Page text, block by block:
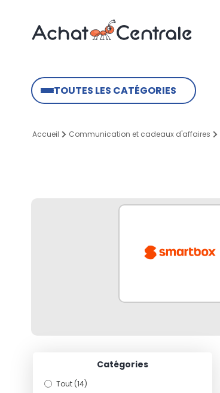
TOUTES LES CATÉGORIES
Accueil Communication et cadeaux d'affaires
Catégories
Tout (14)